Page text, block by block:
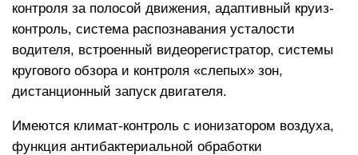
контроля за полосой движения, адаптивный круиз-
контроль, система распознавания усталости
водителя, встроенный видеорегистратор, системы
кругового обзора и контроля «слепых» зон,
дистанционный запуск двигателя.
Имеются климат-контроль с ионизатором воздуха,
функция антибактериальной обработки